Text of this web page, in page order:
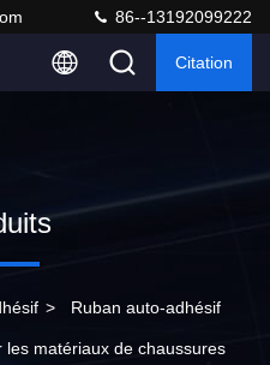
86--13192099222
Citation
> Ruban auto-adhésif
matériaux de chaussures